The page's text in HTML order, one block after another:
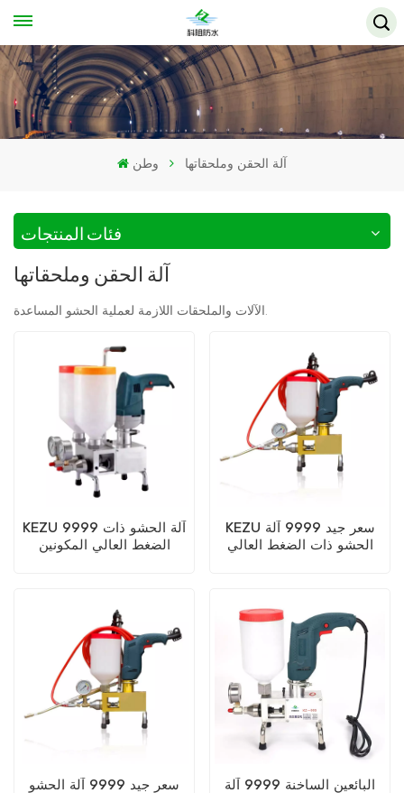
وطن آلة الحقن وملحقاتها
فئات المنتجات
آلة الحقن وملحقاتها
الآلات والملحقات اللازمة لعملية الحشو المساعدة.
KEZU 9999 آلة الحشو ذات
الضغط العالي المكونين
KEZU سعر جيد 9999 آلة
الحشو ذات الضغط العالي
سعر جيد 9999 آلة الحشو
البائعين الساخنة 9999 آلة